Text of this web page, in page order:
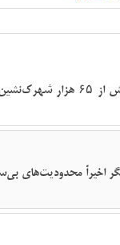
گزارش مؤسسه بین‌المللی قدس نشان
اخیراً محدودیت‌های